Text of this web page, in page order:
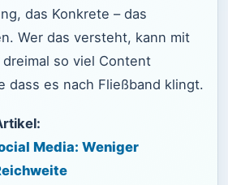
das Konkrete – das
Wer das versteht, kann mit
so viel Content
dass es nach Fließband klingt.
Media: Weniger